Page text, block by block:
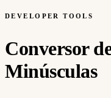
DEVELOPER TOOLS
Conversor
Minúsculas